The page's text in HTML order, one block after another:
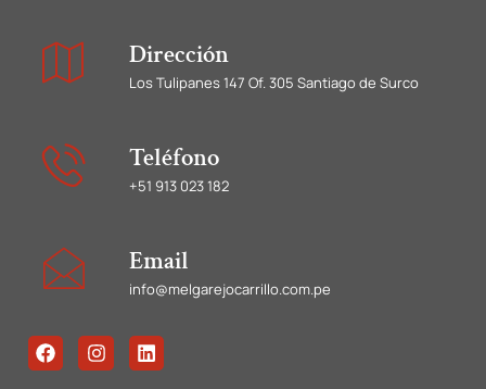
Dirección
Los Tulipanes 147 Of. 305 Santiago de Surco
Teléfono
+51 913 023 182
Email
info@melgarejocarrillo.com.pe